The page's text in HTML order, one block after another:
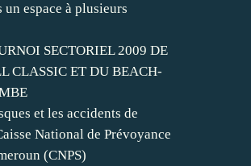
espace à plusieurs
SECTORIEL 2009 DE
CLASSIC ET DU BEACH-
et les accidents de
National de Prévoyance
(CNPS)